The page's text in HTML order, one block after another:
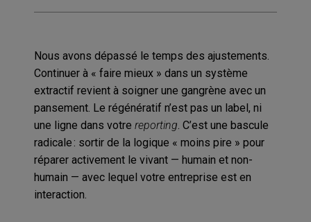
Nous avons dépassé le temps des ajustements.
Continuer à « faire mieux » dans un système
extractif revient à soigner une gangrène avec un
pansement. Le régénératif n’est pas un label, ni
une ligne dans votre reporting . C’est une bascule
radicale : sortir de la logique « moins pire » pour
réparer activement le vivant — humain et non-
humain — avec lequel votre entreprise est en
interaction.